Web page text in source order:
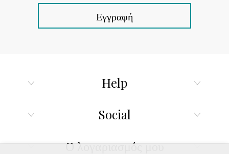
Εγγραφή
Help
Social
Ο λογαριασμός μου